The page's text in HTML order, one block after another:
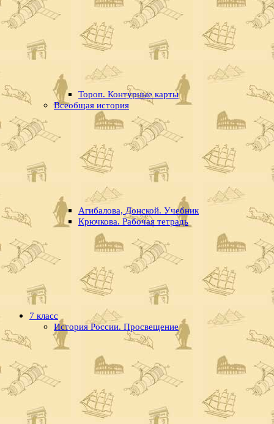
Тороп. Контурные карты
Всеобщая история
Агибалова, Донской. Учебник
Крючкова. Рабочая тетрадь
7 класс
История России. Просвещение